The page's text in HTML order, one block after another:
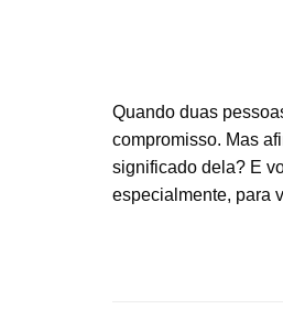
Quando duas
compromisso. Mas
significado dela? E
especialmente, para